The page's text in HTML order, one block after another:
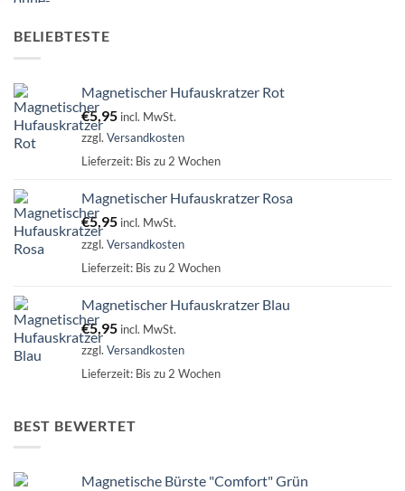
BELIEBTESTE
Magnetischer Hufauskratzer Rot
€5,95 incl. MwSt.
zzgl. Versandkosten
Lieferzeit: Bis zu 2 Wochen
Magnetischer Hufauskratzer Rosa
€5,95 incl. MwSt.
zzgl. Versandkosten
Lieferzeit: Bis zu 2 Wochen
Magnetischer Hufauskratzer Blau
€5,95 incl. MwSt.
zzgl. Versandkosten
Lieferzeit: Bis zu 2 Wochen
BEST BEWERTET
Magnetische Bürste "Comfort" Grün